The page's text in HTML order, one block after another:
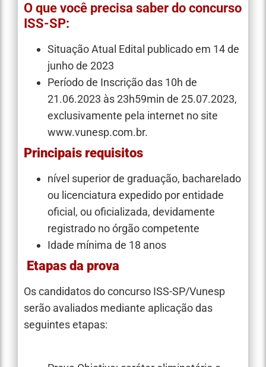
O que você precisa saber do concurso
ISS-SP:
Situação Atual Edital publicado em 14 de
junho de 2023
Período de Inscrição das 10h de
21.06.2023 às 23h59min de 25.07.2023,
exclusivamente pela internet no site
www.vunesp.com.br.
Principais requisitos
nível superior de graduação, bacharelado
ou licenciatura expedido por entidade
oficial, ou oficializada, devidamente
registrado no órgão competente
Idade mínima de 18 anos
Etapas da prova
Os candidatos do concurso ISS-SP/Vunesp
serão avaliados mediante aplicação das
seguintes etapas: